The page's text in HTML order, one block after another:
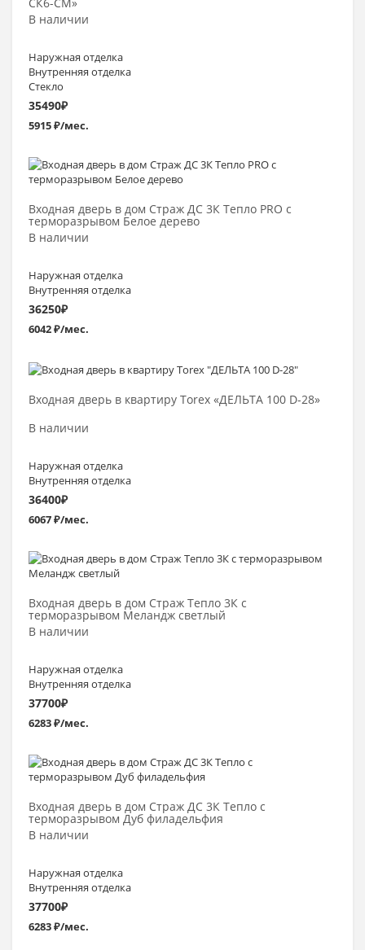
В наличии
Наружная отделка
Внутренняя отделка
Стекло
35490₽
5915 ₽/мес.
Входная дверь в дом Страж ДС 3К Тепло PRO с
терморазрывом Белое дерево
В наличии
Наружная отделка
Внутренняя отделка
36250₽
6042 ₽/мес.
Выбрать >
Входная дверь в квартиру Torex «ДЕЛЬТА 100 D-28»
В наличии
Наружная отделка
Внутренняя отделка
36400₽
6067 ₽/мес.
Выбрать >
Входная дверь в дом Страж Тепло 3К с
терморазрывом Меландж светлый
В наличии
Наружная отделка
Внутренняя отделка
37700₽
6283 ₽/мес.
Выбрать >
Входная дверь в дом Страж ДС 3К Тепло с
терморазрывом Дуб филадельфия
В наличии
Наружная отделка
Внутренняя отделка
37700₽
6283 ₽/мес.
Выбрать >